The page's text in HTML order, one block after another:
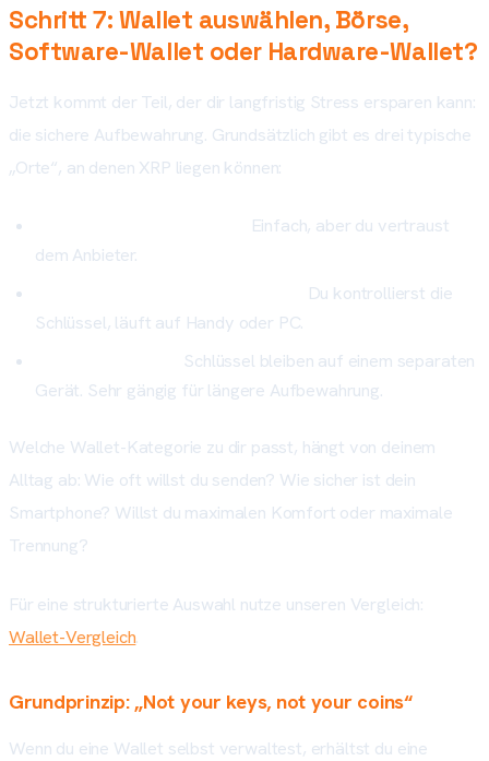
Schritt 7: Wallet auswählen, Börse,
Software-Wallet oder Hardware-Wallet?
Jetzt kommt der Teil, der dir langfristig Stress ersparen kann:
die sichere Aufbewahrung. Grundsätzlich gibt es drei typische
„Orte“, an denen XRP liegen können:
Einfach, aber du vertraust
dem Anbieter.
Du kontrollierst die
Schlüssel, läuft auf Handy oder PC.
Schlüssel bleiben auf einem separaten
Gerät. Sehr gängig für längere Aufbewahrung.
Welche Wallet-Kategorie zu dir passt, hängt von deinem
Alltag ab: Wie oft willst du senden? Wie sicher ist dein
Smartphone? Willst du maximalen Komfort oder maximale
Trennung?
Für eine strukturierte Auswahl nutze unseren Vergleich:
Wallet-Vergleich.
Grundprinzip: „Not your keys, not your coins“
Wenn du eine Wallet selbst verwaltest, erhältst du eine